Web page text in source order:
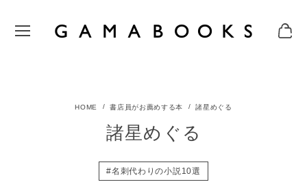
書店員がお薦めする本 諸星めぐる
諸星めぐる
#名刺代わりの小説10選